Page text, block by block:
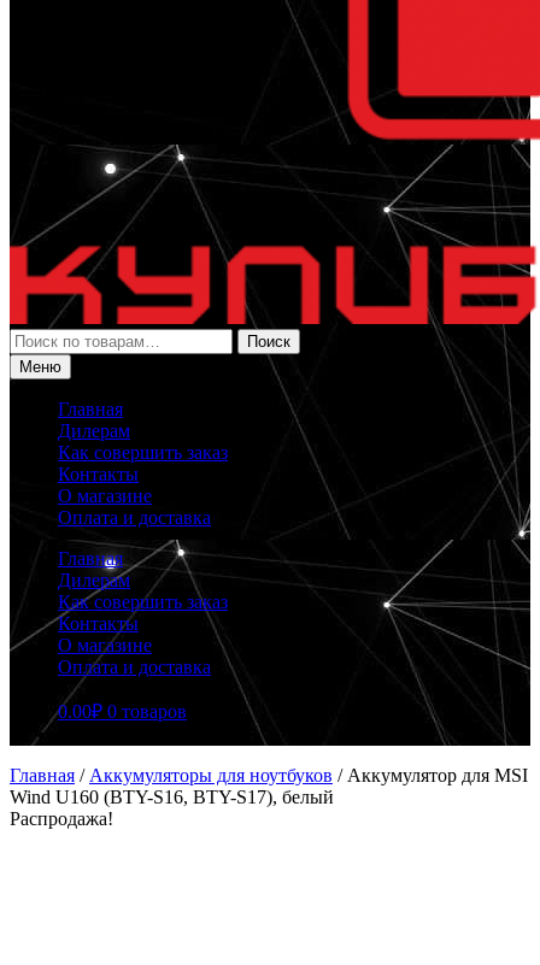
Искать:
Поиск
Меню
Главная
Дилерам
Как совершить заказ
Контакты
О магазине
Оплата и доставка
Главная
Дилерам
Как совершить заказ
Контакты
О магазине
Оплата и доставка
0.00₽ 0 товаров
Главная / Аккумуляторы для ноутбуков / Аккумулятор для MSI
Wind U160 (BTY-S16, BTY-S17), белый
Распродажа!